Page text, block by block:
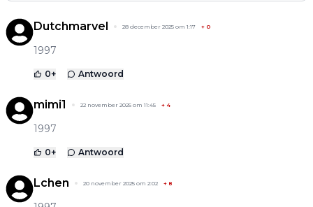
Dutchmarvel 28 december 2025 om 1:17 + 0
1997
0+ Antwoord
mimi1 22 november 2025 om 11:45 + 4
1997
0+ Antwoord
Lchen 20 november 2025 om 2:02 + 8